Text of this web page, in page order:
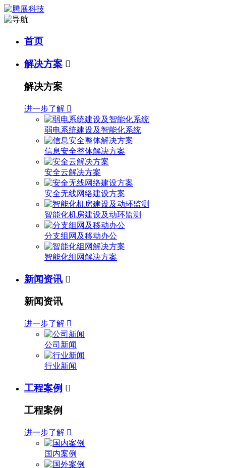
首页
解决方案 
解决方案
进一步了解 
弱电系统建设及智能化系统
信息安全整体解决方案
安全云解决方案
安全无线网络建设方案
智能化机房建设及动环监测
分支组网及移动办公
智能化组网解决方案
新闻资讯 
新闻资讯
进一步了解 
公司新闻
行业新闻
工程案例 
工程案例
进一步了解 
国内案例